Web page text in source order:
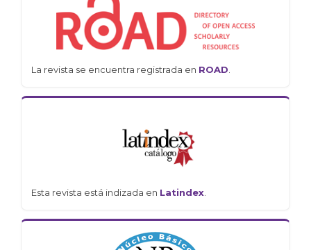
La revista se encuentra registrada en ROAD.
Esta revista está indizada en Latindex.